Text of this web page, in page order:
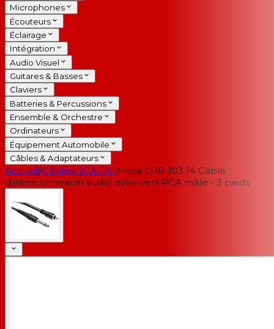
Microphones
Écouteurs
Éclairage
Intégration
Audio Visuel
Guitares & Basses
Claviers
Batteries & Percussions
Ensemble & Orchestre
Ordinateurs
Équipement Automobile
Câbles & Adaptateurs
Accueil/Câbles RCA-1/4"/Hosa CPR-103 14 Câble
d'interconnexion audio mâle vers RCA mâle - 3 pieds